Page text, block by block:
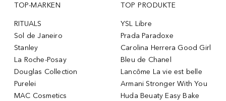
TOP-MARKEN
RITUALS
Sol de Janeiro
Stanley
La Roche-Posay
Douglas Collection
Purelei
MAC Cosmetics
TOP PRODUKTE
YSL Libre
Prada Paradoxe
Carolina Herrera Good Girl
Bleu de Chanel
Lancôme La vie est belle
Armani Stronger With You
Huda Beuaty Easy Bake